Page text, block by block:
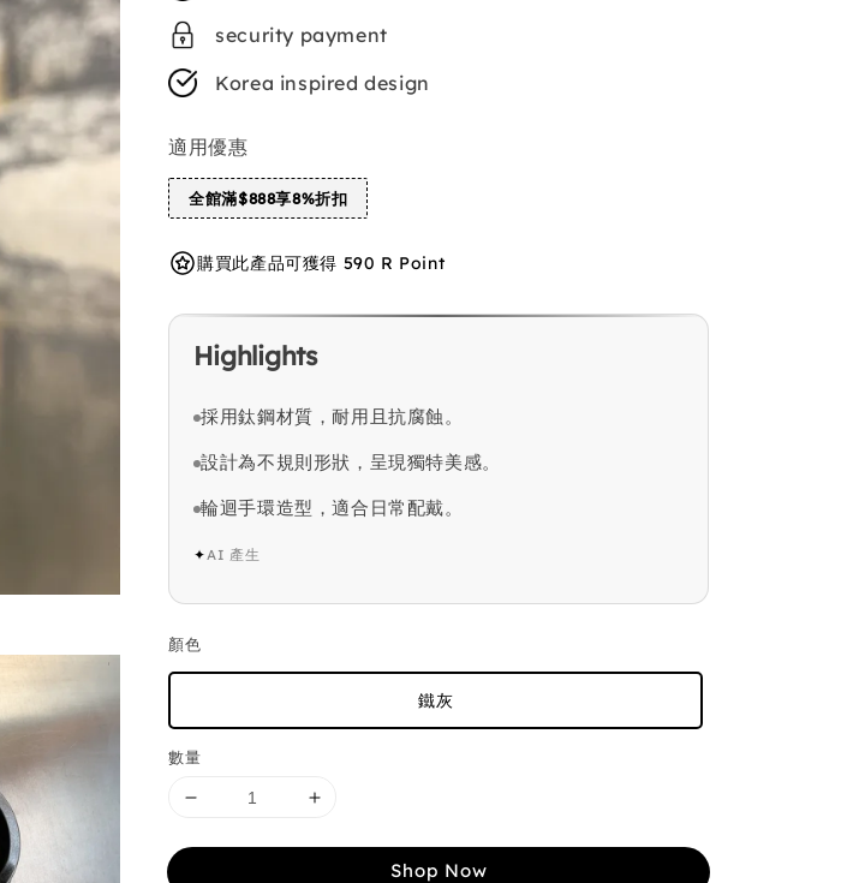
security payment
Korea inspired design
適用優惠
全館滿$888享8%折扣
購買此產品可獲得 590 R Point
Highlights
採用鈦鋼材質，耐用且抗腐蝕。
設計為不規則形狀，呈現獨特美感。
輪迴手環造型，適合日常配戴。
✦AI 產生
顏色
鐵灰
數量
Shop Now